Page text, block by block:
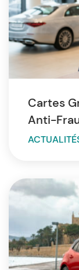
Cartes
Anti-